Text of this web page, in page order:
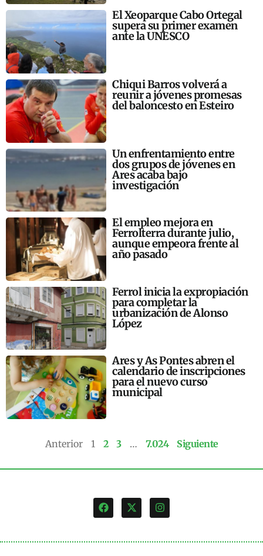
El Xeoparque Cabo Ortegal
supera su primer examen
ante la UNESCO
Chiqui Barros volverá a
reunir a jóvenes promesas
del baloncesto en Esteiro
Un enfrentamiento entre
dos grupos de jóvenes en
Ares acaba bajo
investigación
El empleo mejora en
Ferrolterra durante julio,
aunque empeora frente al
año pasado
Ferrol inicia la expropiación
para completar la
urbanización de Alonso
López
Ares y As Pontes abren el
calendario de inscripciones
para el nuevo curso
municipal
Anterior 1 2 3 … 7.024 Siguiente